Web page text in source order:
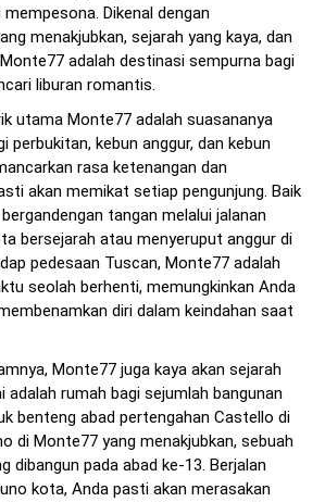
Dikenal dengan
menakjubkan, sejarah yang kaya, dan
adalah destinasi sempurna bagi
liburan romantis.
utama Monte77 adalah suasananya
perbukitan, kebun anggur, dan kebun
rasa ketenangan dan
akan memikat setiap pengunjung. Baik
tangan melalui jalanan
bersejarah atau menyeruput anggur di
pedesaan Tuscan, Monte77 adalah
seolah berhenti, memungkinkan Anda
diri dalam keindahan saat
Monte77 juga kaya akan sejarah
adalah rumah bagi sejumlah bangunan
benteng abad pertengahan Castello di
di Monte77 yang menakjubkan, sebuah
dibangun pada abad ke-13. Berjalan
kota, Anda pasti akan merasakan